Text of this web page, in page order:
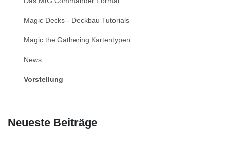
Magic Decks - Deckbau Tutorials
Magic the Gathering Kartentypen
News
Vorstellung
Neueste Beiträge